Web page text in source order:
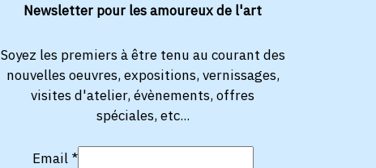
Newsletter pour les amoureux de l'art
Soyez les premiers à être tenu au courant des
nouvelles oeuvres, expositions, vernissages,
visites d'atelier, évènements, offres
spéciales, etc...
Email *